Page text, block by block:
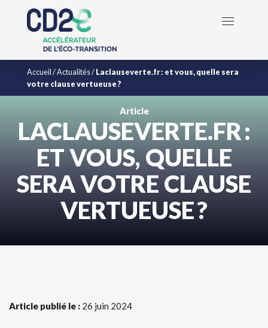
Accueil/Actualités/Laclauseverte.fr : et vous, quelle sera
votre clause vertueuse ?
Article
LACLAUSEVERTE.FR :
ET VOUS, QUELLE
SERA VOTRE CLAUSE
VERTUEUSE ?
Article publié le : 26 juin 2024